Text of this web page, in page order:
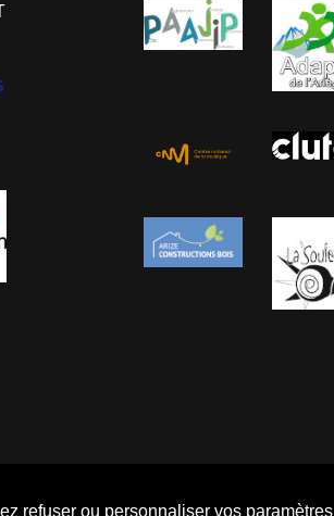
refuser ou personnaliser vos paramètres